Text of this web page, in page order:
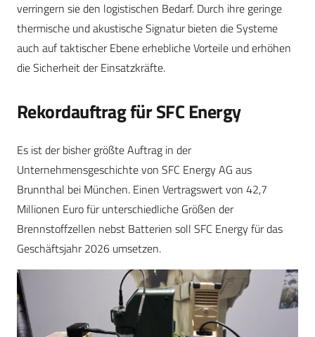
verringern sie den logistischen Bedarf. Durch ihre geringe
thermische und akustische Signatur bieten die Systeme
auch auf taktischer Ebene erhebliche Vorteile und erhöhen
die Sicherheit der Einsatzkräfte.
Rekordauftrag für SFC Energy
Es ist der bisher größte Auftrag in der
Unternehmensgeschichte von SFC Energy AG aus
Brunnthal bei München. Einen Vertragswert von 42,7
Millionen Euro für unterschiedliche Größen der
Brennstoffzellen nebst Batterien soll SFC Energy für das
Geschäftsjahr 2026 umsetzen.